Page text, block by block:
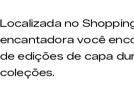
Localizada no
encantadora você
de edições de capa
coleções.